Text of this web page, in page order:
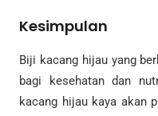
Kesimpulan
Biji kacang hijau yang
bagi kesehatan dan
kacang hijau kaya akan